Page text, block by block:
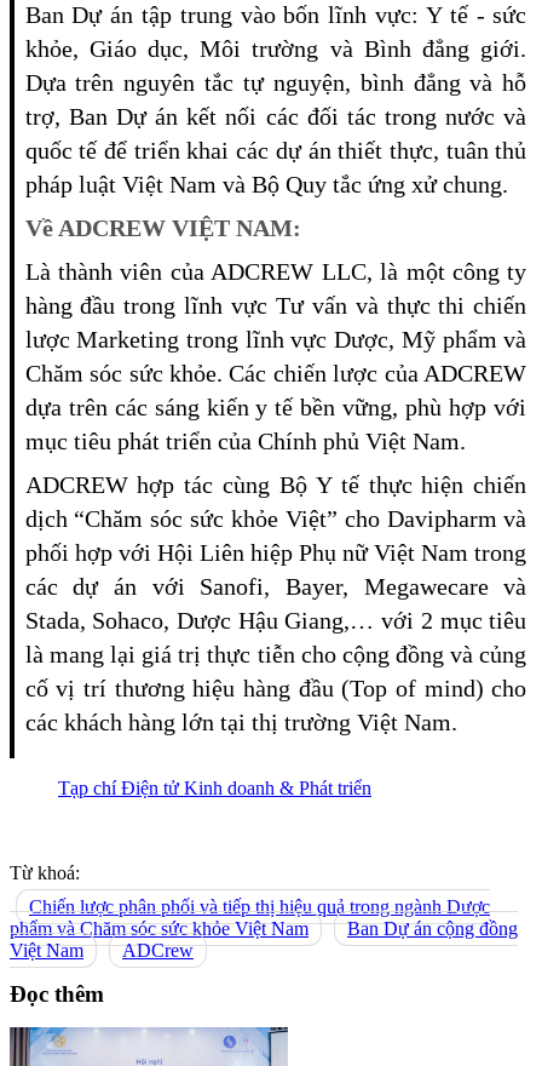
Ban Dự án tập trung vào bốn lĩnh vực: Y tế - sức
khỏe, Giáo dục, Môi trường và Bình đẳng giới.
Dựa trên nguyên tắc tự nguyện, bình đẳng và hỗ
trợ, Ban Dự án kết nối các đối tác trong nước và
quốc tế để triển khai các dự án thiết thực, tuân thủ
pháp luật Việt Nam và Bộ Quy tắc ứng xử chung.
Về ADCREW VIỆT NAM:
Là thành viên của ADCREW LLC, là một công ty
hàng đầu trong lĩnh vực Tư vấn và thực thi chiến
lược Marketing trong lĩnh vực Dược, Mỹ phẩm và
Chăm sóc sức khỏe. Các chiến lược của ADCREW
dựa trên các sáng kiến y tế bền vững, phù hợp với
mục tiêu phát triển của Chính phủ Việt Nam.
ADCREW hợp tác cùng Bộ Y tế thực hiện chiến
dịch “Chăm sóc sức khỏe Việt” cho Davipharm và
phối hợp với Hội Liên hiệp Phụ nữ Việt Nam trong
các dự án với Sanofi, Bayer, Megawecare và
Stada, Sohaco, Dược Hậu Giang,… với 2 mục tiêu
là mang lại giá trị thực tiễn cho cộng đồng và củng
cố vị trí thương hiệu hàng đầu (Top of mind) cho
các khách hàng lớn tại thị trường Việt Nam.
Tạp chí Điện tử Kinh doanh & Phát triển
Từ khoá:
Chiến lược phân phối và tiếp thị hiệu quả trong ngành Dược
phẩm và Chăm sóc sức khỏe Việt Nam
Ban Dự án cộng đồng
Việt Nam
ADCrew
Đọc thêm